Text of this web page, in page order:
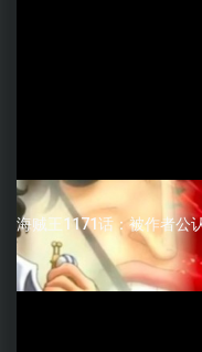
海贼王1171话：被作者公